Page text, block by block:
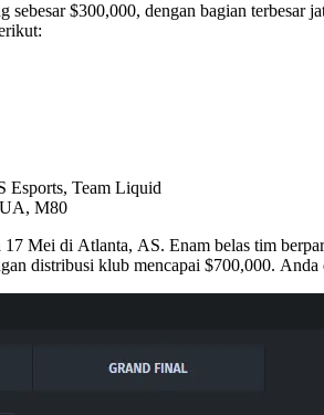
sebesar $300,000, dengan bagian
Team Liquid
M80
Mei di Atlanta, AS. Enam belas tim
distribusi klub mencapai $700,000.